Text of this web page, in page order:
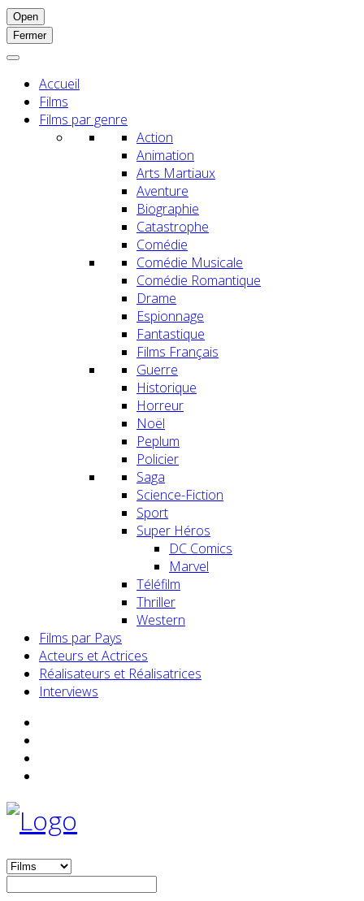
Open
Fermer
Accueil
Films
Films par genre
Action
Animation
Arts Martiaux
Aventure
Biographie
Catastrophe
Comédie
Comédie Musicale
Comédie Romantique
Drame
Espionnage
Fantastique
Films Français
Guerre
Historique
Horreur
Noël
Peplum
Policier
Saga
Science-Fiction
Sport
Super Héros
DC Comics
Marvel
Téléfilm
Thriller
Western
Films par Pays
Acteurs et Actrices
Réalisateurs et Réalisatrices
Interviews